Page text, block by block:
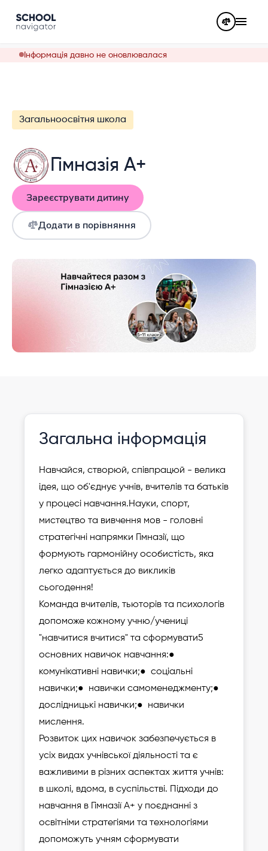
Інформація давно не оновлювалася
Загальноосвітня школа
Гімназія А+
Зареєструвати дитину
Додати в порівняння
Зареєструвати
дитину
Загальна інформація
Навчайся, створюй, співпрацюй - велика
ідея, що об'єднує учнів, вчителів та батьків
у процесі навчання.Науки, спорт,
мистецтво та вивчення мов - головні
стратегічні напрямки Гімназії, що
формують гармонійну особистість, яка
легко адаптується до викликів
сьогодення!
Команда вчителів, тьюторів та психологів
допоможе кожному учню/учениці
"навчитися вчитися" та сформувати5
основних навичок навчання:●
комунікативні навички;● соціальні
навички;● навички самоменеджменту;●
дослідницькі навички;● навички
мислення.
Розвиток цих навичок забезпечується в
усіх видах учнівської діяльності та є
важливими в різних аспектах життя учнів:
в школі, вдома, в суспільстві. Підходи до
навчання в Гімназії А+ у поєднанні з
освітніми стратегіями та технологіями
допоможуть учням сформувати